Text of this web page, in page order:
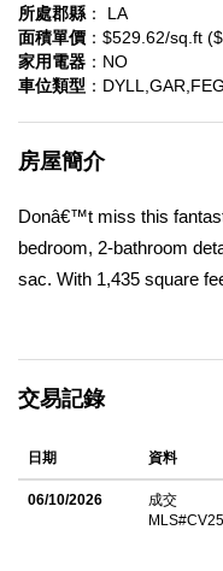
所處郡縣 ： LA
面積單價 ：$529.62/sq.ft
家用電器 ：NO
車位類型 ：
房屋簡介
Donâ€™t miss this
bedroom, 2-bathroom
sac. With 1,435 square
plenty of room for
maintained,
it great for outdoor
oasis. An indoor laundry
detached garage offers
交易記錄
日期 資料
06/10/2026
成交